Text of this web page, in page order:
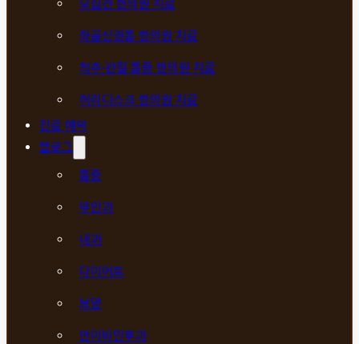
오십견 한의원 치료
좌골신경통 한의원 치료
척추·관절 통증 한의원 치료
허리디스크 한의원 치료
진료 예약
블로그
통증
부인과
내과
다이어트
보양
안이비인후과